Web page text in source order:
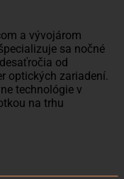
a vývojárom
sa nočné
od
optických zariadení.
technológie v
na trhu